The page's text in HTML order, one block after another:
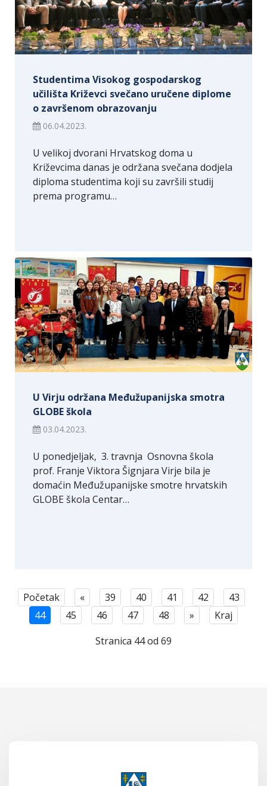
Studentima Visokog gospodarskog
učilišta Križevci svečano uručene diplome
o završenom obrazovanju
06.04.2023.
U velikoj dvorani Hrvatskog doma u
Križevcima danas je održana svečana dodjela
diploma studentima koji su završili studij
prema programu…
U Virju održana Međužupanijska smotra
GLOBE škola
03.04.2023.
U ponedjeljak, 3. travnja Osnovna škola
prof. Franje Viktora Šignjara Virje bila je
domaćin Međužupanijske smotre hrvatskih
GLOBE škola Centar…
Početak « 39 40 41 42
43
44
45 46 47 48 »
Kraj
Stranica 44 od 69